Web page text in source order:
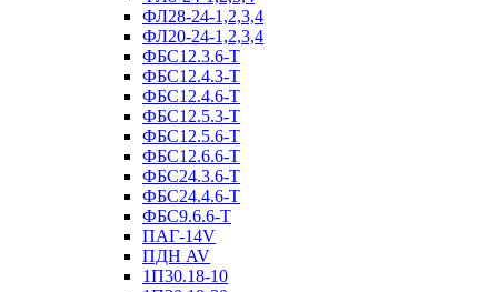
ФЛ28-24-1,2,3,4
ФЛ20-24-1,2,3,4
ФБС12.3.6-Т
ФБС12.4.3-Т
ФБС12.4.6-Т
ФБС12.5.3-Т
ФБС12.5.6-Т
ФБС12.6.6-Т
ФБС24.3.6-Т
ФБС24.4.6-Т
ФБС9.6.6-Т
ПАГ-14V
ПДН AV
1П30.18-10